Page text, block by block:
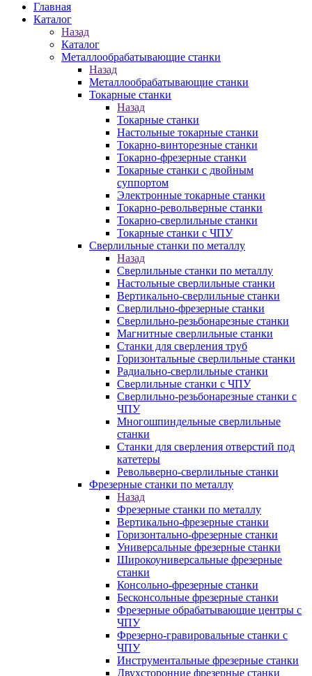
Главная
Каталог
Назад
Каталог
Металлообрабатывающие станки
Назад
Металлообрабатывающие станки
Токарные станки
Назад
Токарные станки
Настольные токарные станки
Токарно-винторезные станки
Токарно-фрезерные станки
Токарные станки с двойным
суппортом
Электронные токарные станки
Токарно-револьверные станки
Токарно-сверлильные станки
Токарные станки с ЧПУ
Сверлильные станки по металлу
Назад
Сверлильные станки по металлу
Настольные сверлильные станки
Вертикально-сверлильные станки
Сверлильно-фрезерные станки
Сверлильно-резьбонарезные станки
Магнитные сверлильные станки
Станки для сверления труб
Горизонтальные сверлильные станки
Радиально-сверлильные станки
Сверлильные станки с ЧПУ
Сверлильно-резьбонарезные станки с
ЧПУ
Многошпиндельные сверлильные
станки
Станки для сверления отверстий под
катетеры
Револьверно-сверлильные станки
Фрезерные станки по металлу
Назад
Фрезерные станки по металлу
Вертикально-фрезерные станки
Горизонтально-фрезерные станки
Универсальные фрезерные станки
Широкоуниверсальные фрезерные
станки
Консольно-фрезерные станки
Бесконсольные фрезерные станки
Фрезерные обрабатывающие центры с
ЧПУ
Фрезерно-гравировальные станки с
ЧПУ
Инструментальные фрезерные станки
Двухсторонние фрезерные станки